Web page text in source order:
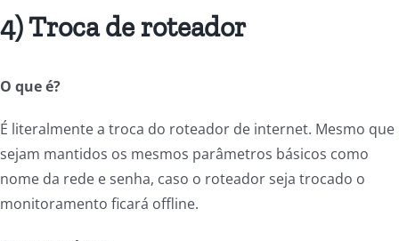
4) Troca de roteador
O que é?
É literalmente a troca do roteador de internet. Mesmo que
sejam mantidos os mesmos parâmetros básicos como
nome da rede e senha, caso o roteador seja trocado o
monitoramento ficará offline.